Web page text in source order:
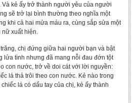
Và kẻ ấy trở thành người yêu của người
sẽ trở lại bình thường theo nghĩa một
khi cả hai mửa máu ra, cùng sắp sửa một
xuất hiện.
chị đứng giữa hai người bạn và bật
lửa tình nhưng đã mang nỗi đau đớn tột
con nước, trở về doi cát với lời nguyền:
lá thả trôi theo con nước. Kẻ nào trong
lá có dấu tay của chị, kẻ ấy thành